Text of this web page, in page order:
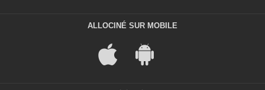
ALLOCINÉ SUR MOBILE